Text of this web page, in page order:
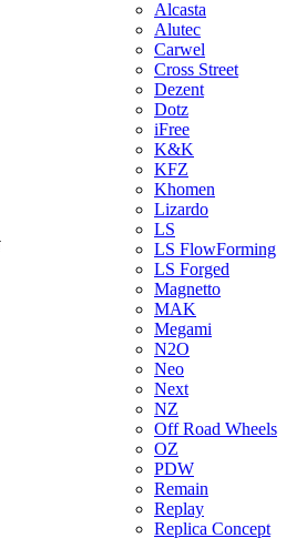
Alcasta
Alutec
Carwel
Cross Street
Dezent
Dotz
iFree
K&K
KFZ
Khomen
Lizardo
LS
LS FlowForming
LS Forged
Magnetto
MAK
Megami
N2O
Neo
Next
NZ
Off Road Wheels
OZ
PDW
Remain
Replay
Replica Concept